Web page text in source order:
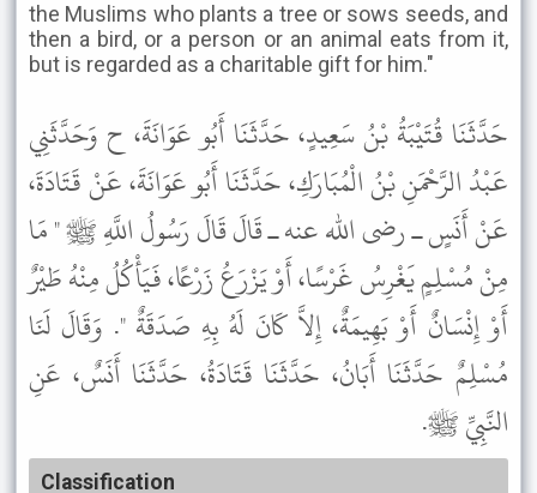
the Muslims who plants a tree or sows seeds, and
then a bird, or a person or an animal eats from it,
but is regarded as a charitable gift for him."
حَدَّثَنَا قُتَيْبَةُ بْنُ سَعِيدٍ، حَدَّثَنَا أَبُو عَوَانَةَ، ح وَحَدَّثَنِي
عَبْدُ الرَّحْمَنِ بْنُ الْمُبَارَكِ، حَدَّثَنَا أَبُو عَوَانَةَ، عَنْ قَتَادَةَ،
عَنْ أَنَسٍ ـ رضى الله عنه ـ قَالَ قَالَ رَسُولُ اللَّهِ ﷺ " مَا
مِنْ مُسْلِمٍ يَغْرِسُ غَرْسًا، أَوْ يَزْرَعُ زَرْعًا، فَيَأْكُلُ مِنْهُ طَيْرٌ
أَوْ إِنْسَانٌ أَوْ بَهِيمَةٌ، إِلاَّ كَانَ لَهُ بِهِ صَدَقَةٌ ". وَقَالَ لَنَا
مُسْلِمٌ حَدَّثَنَا أَبَانُ، حَدَّثَنَا قَتَادَةُ، حَدَّثَنَا أَنَسٌ، عَنِ
النَّبِيِّ ﷺ.
Classification